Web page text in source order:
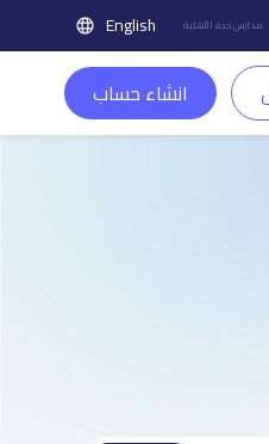
مدارس جدة الأهلية English
انشاء حساب